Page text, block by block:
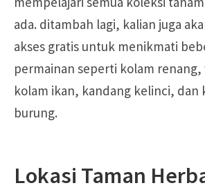
ada. ditambah lagi, kalian juga
akses gratis untuk menikmati
permainan seperti kolam
kolam ikan, kandang kelinci, dan
burung.
Lokasi Taman